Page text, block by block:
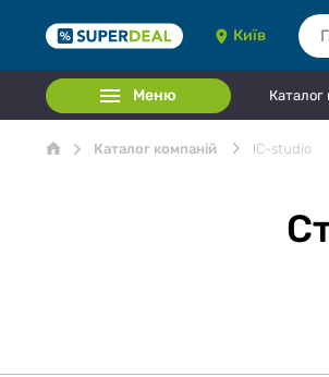
Київ
Меню Каталог
Каталог компаній IC-studio